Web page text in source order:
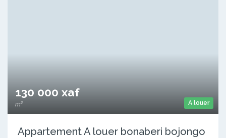
A louer
130 000 xaf
m²
Appartement A louer bonaberi bojongo